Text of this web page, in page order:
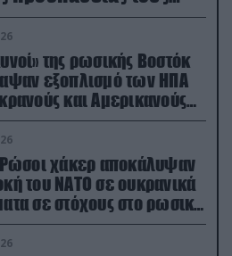
της ρωσικής Βοστόκ
εξοπλισμό των ΗΠΑ
και Αμερικανούς
– Δείτε βίντεο
Ρώσοι χάκερ αποκάλυψαν
του ΝΑΤΟ σε ουκρανικά
σε στόχους στο ρωσικό